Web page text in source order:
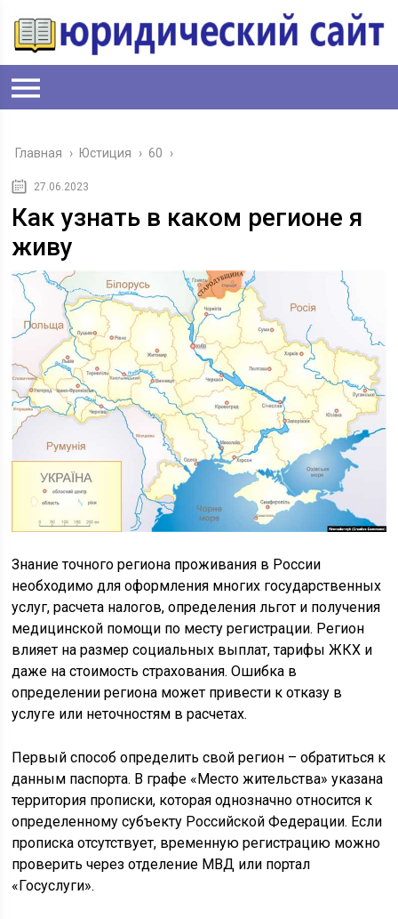
Главная › Юстиция › 60 ›
27.06.2023
Как узнать в каком регионе я
живу
Знание точного региона проживания в России
необходимо для оформления многих государственных
услуг, расчета налогов, определения льгот и получения
медицинской помощи по месту регистрации. Регион
влияет на размер социальных выплат, тарифы ЖКХ и
даже на стоимость страхования. Ошибка в
определении региона может привести к отказу в
услуге или неточностям в расчетах.
Первый способ определить свой регион – обратиться к
данным паспорта. В графе «Место жительства» указана
территория прописки, которая однозначно относится к
определенному субъекту Российской Федерации. Если
прописка отсутствует, временную регистрацию можно
проверить через отделение МВД или портал
«Госуслуги».